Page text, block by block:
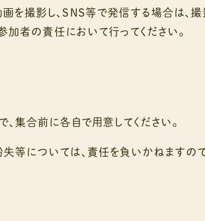
を撮影し、SNS等で発信する場合は、
加者の責任において行ってください。
集合前に各自で用意してください。
等については、責任を負いかねますので